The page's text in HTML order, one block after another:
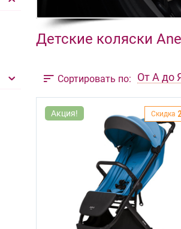
Детские коляски
Сортировать по: От А до
Акция! Скидка